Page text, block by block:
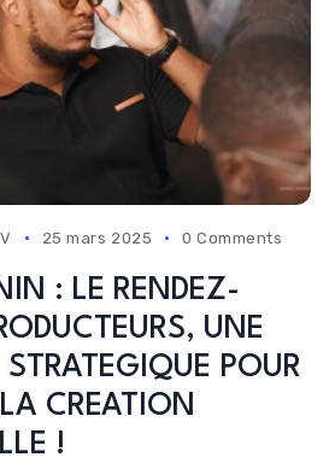
25 mars 2025 0 Comments
: LE RENDEZ-
UNE
POUR
CREATION
!